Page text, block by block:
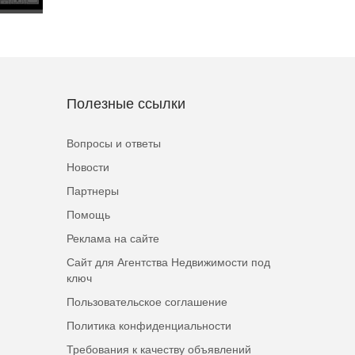
Полезные ссылки
Вопросы и ответы
Новости
Партнеры
Помощь
Реклама на сайте
Сайт для Агентства Недвижимости под
ключ
Пользовательское соглашение
Политика конфиденциальности
Требования к качеству объявлений